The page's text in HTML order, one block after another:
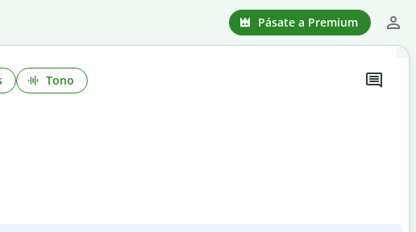
Pásate a Premium
Tono